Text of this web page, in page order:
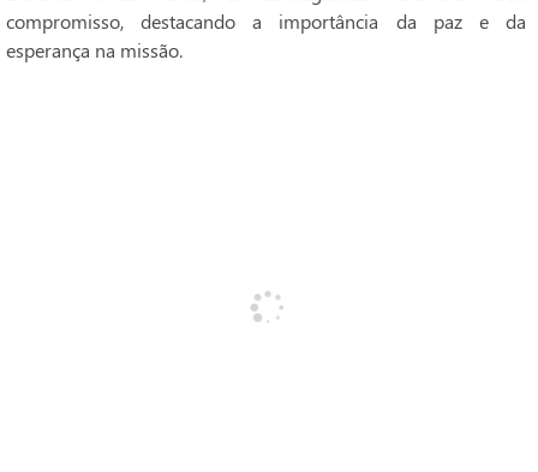
compromisso, destacando a importância da paz e da
esperança na missão.